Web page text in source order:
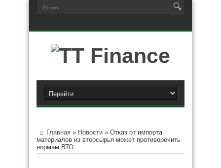
Главная » Новости » Отказ от импорта
материалов из вторсырья может противоречить
нормам ВТО